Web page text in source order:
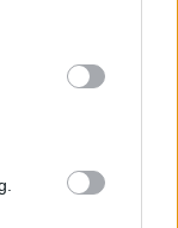
below Google